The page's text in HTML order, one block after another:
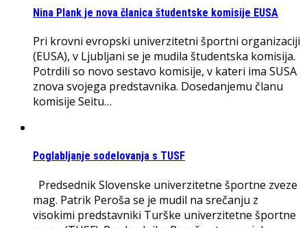
Nina Plank je nova članica študentske komisije EUSA
Pri krovni evropski univerzitetni športni organizaciji
(EUSA), v Ljubljani se je mudila študentska komisija.
Potrdili so novo sestavo komisije, v kateri ima SUSA
znova svojega predstavnika. Dosedanjemu članu
komisije Seitu…
Poglabljanje sodelovanja s TUSF
Predsednik Slovenske univerzitetne športne zveze
mag. Patrik Peroša se je mudil na srečanju z
visokimi predstavniki Turške univerzitetne športne